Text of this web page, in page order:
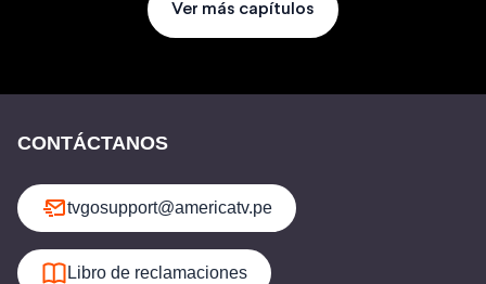
Ver más capítulos
CONTÁCTANOS
tvgosupport@americatv.pe
Libro de reclamaciones